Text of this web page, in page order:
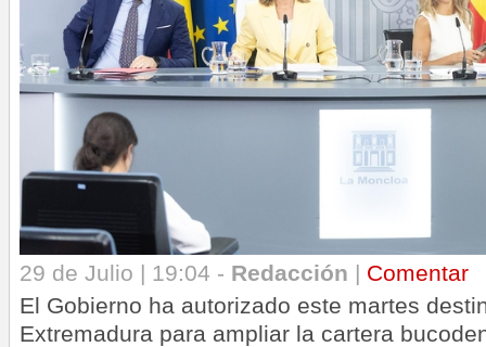
29 de Julio | 19:04 - Redacción | Comentar
El Gobierno ha autorizado este martes
Extremadura para ampliar la cartera